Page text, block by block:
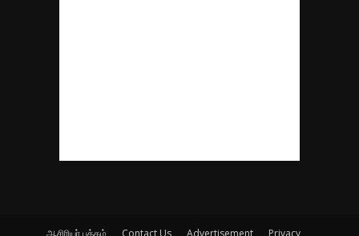
ஆசிரியர் பக்கம் Contact Us Advertisement Privacy